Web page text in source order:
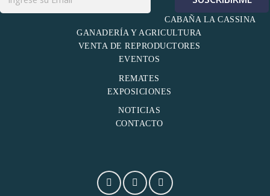
CABAÑA LA CASSINA
GANADERÍA Y AGRICULTURA
VENTA DE REPRODUCTORES
EVENTOS
REMATES
EXPOSICIONES
NOTICIAS
CONTACTO